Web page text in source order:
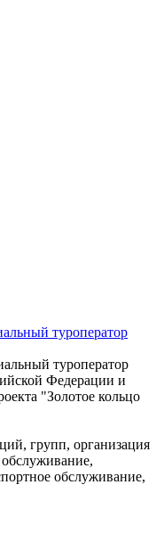
туроператор
туроператор
Федерации и
"Золотое кольцо
групп, организация
обслуживание,